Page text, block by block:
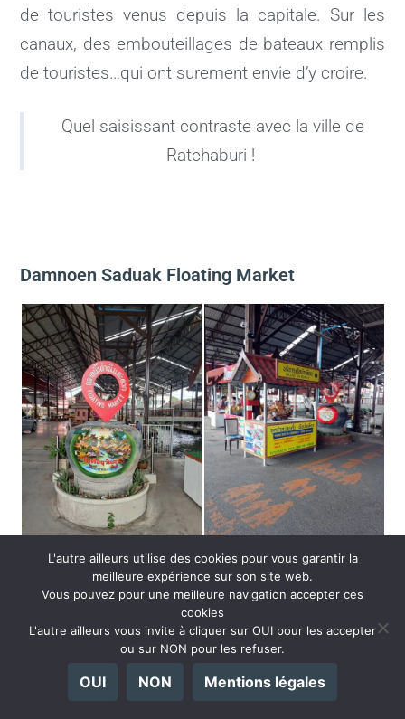
de touristes venus depuis la capitale. Sur les
canaux, des embouteillages de bateaux remplis
de touristes…qui ont surement envie d’y croire.
Quel saisissant contraste avec la ville de
Ratchaburi !
Damnoen Saduak Floating Market
L'autre ailleurs utilise des cookies pour vous garantir la
meilleure expérience sur son site web.
Vous pouvez pour une meilleure navigation accepter ces
cookies
L'autre ailleurs vous invite à cliquer sur OUI pour les accepter
ou sur NON pour les refuser.
OUI NON Mentions légales